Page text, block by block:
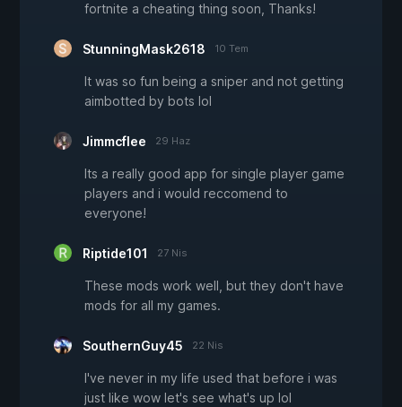
fortnite a cheating thing soon, Thanks!
StunningMask2618 10 Tem
It was so fun being a sniper and not getting
aimbotted by bots lol
Jimmcflee 29 Haz
Its a really good app for single player game
players and i would reccomend to
everyone!
Riptide101 27 Nis
These mods work well, but they don't have
mods for all my games.
SouthernGuy45 22 Nis
I've never in my life used that before i was
just like wow let's see what's up lol